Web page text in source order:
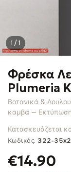
1 / 1
Φρέσκα
Plumeria
Βοτανικά &
καμβά —
Κατασκευάζεται
Κωδικός: 322-
€14.90